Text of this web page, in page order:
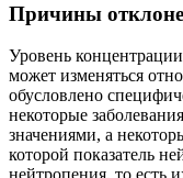
Причины
Уровень
может изменяться
обусловлено
некоторые
значениями, а
которой показатель